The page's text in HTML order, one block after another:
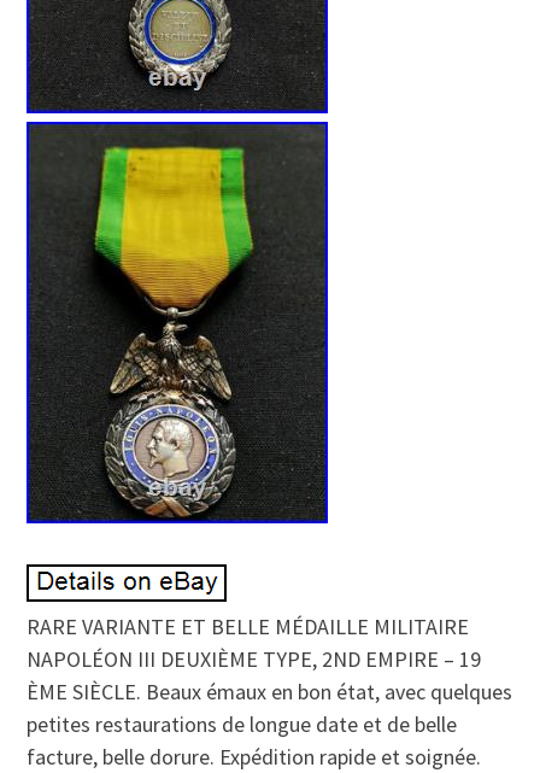
RARE VARIANTE ET BELLE MÉDAILLE MILITAIRE
NAPOLÉON III DEUXIÈME TYPE, 2ND EMPIRE – 19
ÈME SIÈCLE. Beaux émaux en bon état, avec quelques
petites restaurations de longue date et de belle
facture, belle dorure. Expédition rapide et soignée.